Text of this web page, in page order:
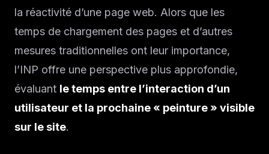
la réactivité d’une page web. Alors que les
temps de chargement des pages et d’autres
mesures traditionnelles ont leur importance,
l’INP offre une perspective plus approfondie,
évaluant le temps entre l’interaction d’un
utilisateur et la prochaine « peinture » visible
sur le site.